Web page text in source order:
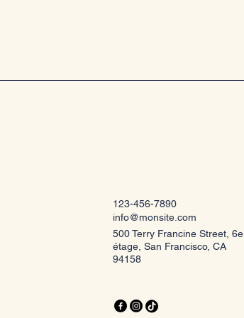
123-456-7890
info@monsite.com
500 Terry Francine Street, 6e
étage, San Francisco, CA
94158